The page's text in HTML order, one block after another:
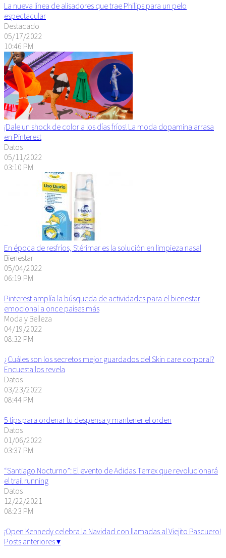
La nueva línea de alisadores que trae Philips para un pelo
espectacular
Destacado
05/17/2022
10:46 PM
¡Dale un shock de color a los días fríos! La moda dopamina arrasa
en Pinterest
Datos
05/11/2022
03:10 PM
En época de resfríos, Stérimar es la solución en limpieza nasal
Bienestar
05/04/2022
06:19 PM
Pinterest amplía la búsqueda de actividades para el bienestar
emocional a once países más
Moda y Belleza
04/19/2022
08:32 PM
¿Cuáles son los secretos mejor guardados del Skin care corporal?
Encuesta los revela
Datos
03/23/2022
08:44 PM
5 tips para ordenar tu despensa y mantener el orden
Datos
01/06/2022
03:37 PM
“Santiago Nocturno”: El evento de Adidas Terrex que revolucionará
el trail running
Datos
12/22/2021
08:23 PM
¡Open Kennedy celebra la Navidad con llamadas al Viejito Pascuero!
Posts anteriores ▾